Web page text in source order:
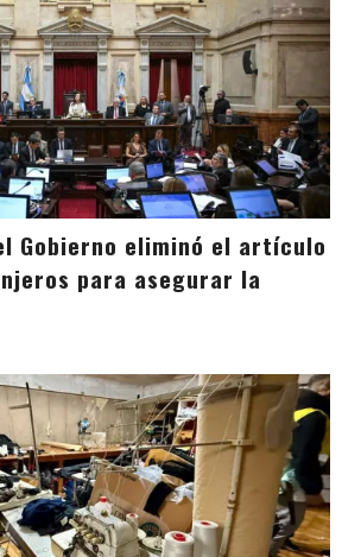
Gobierno eliminó el artículo
para asegurar la